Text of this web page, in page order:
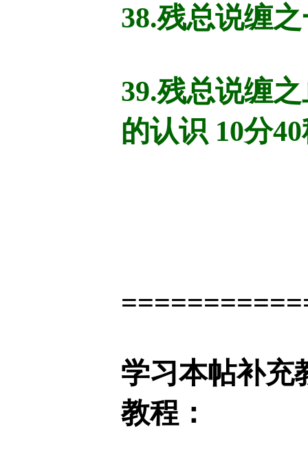
38.残总说缠
39.残总说缠
的认识 10分
学习本帖补充
教程：